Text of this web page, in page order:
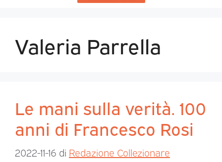
Valeria Parrella
Le mani sulla verità. 100
anni di Francesco Rosi
2022-11-16 di Redazione Collezionare